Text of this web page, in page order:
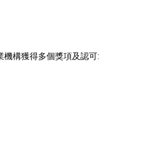
機構獲得多個獎項及認可: